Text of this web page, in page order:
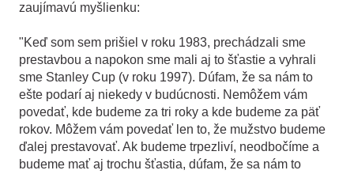
zaujímavú myšlienku:
"Keď som sem prišiel v roku 1983, prechádzali sme
prestavbou a napokon sme mali aj to šťastie a vyhrali
sme Stanley Cup (v roku 1997). Dúfam, že sa nám to
ešte podarí aj niekedy v budúcnosti. Nemôžem vám
povedať, kde budeme za tri roky a kde budeme za päť
rokov. Môžem vám povedať len to, že mužstvo budeme
ďalej prestavovať. Ak budeme trpezliví, neodbočíme a
budeme mať aj trochu šťastia, dúfam, že sa nám to